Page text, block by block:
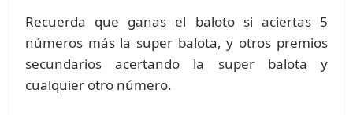
Recuerda que ganas el baloto si aciertas 5
números más la super balota, y otros premios
secundarios acertando la super balota y
cualquier otro número.